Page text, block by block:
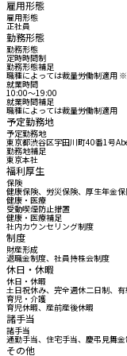
雇用形態
雇用形態
正社員
勤務形態
勤務形態
定時時間制
勤務形態補足
職種によっては裁量労働制適用
就業時間
10:00〜19:00
就業時間補足
職種によっては裁量労働制適用
予定勤務地
予定勤務地
東京都渋谷区宇田川町40番1号
勤務地補足
東京本社
福利厚生
保険
健康保険、労災保険、厚生年金
健康・医療
受動喫煙防止措置
健康・医療補足
社内カウンセリング制度
制度
財産形成
退職金制度、社員持株会制度
休日・休暇
休日・休暇
土日祝休み、完全週休二日制、
育児・介護
育児休暇、産前産後休暇
諸手当
諸手当
通勤手当、住宅手当、慶弔見舞
その他